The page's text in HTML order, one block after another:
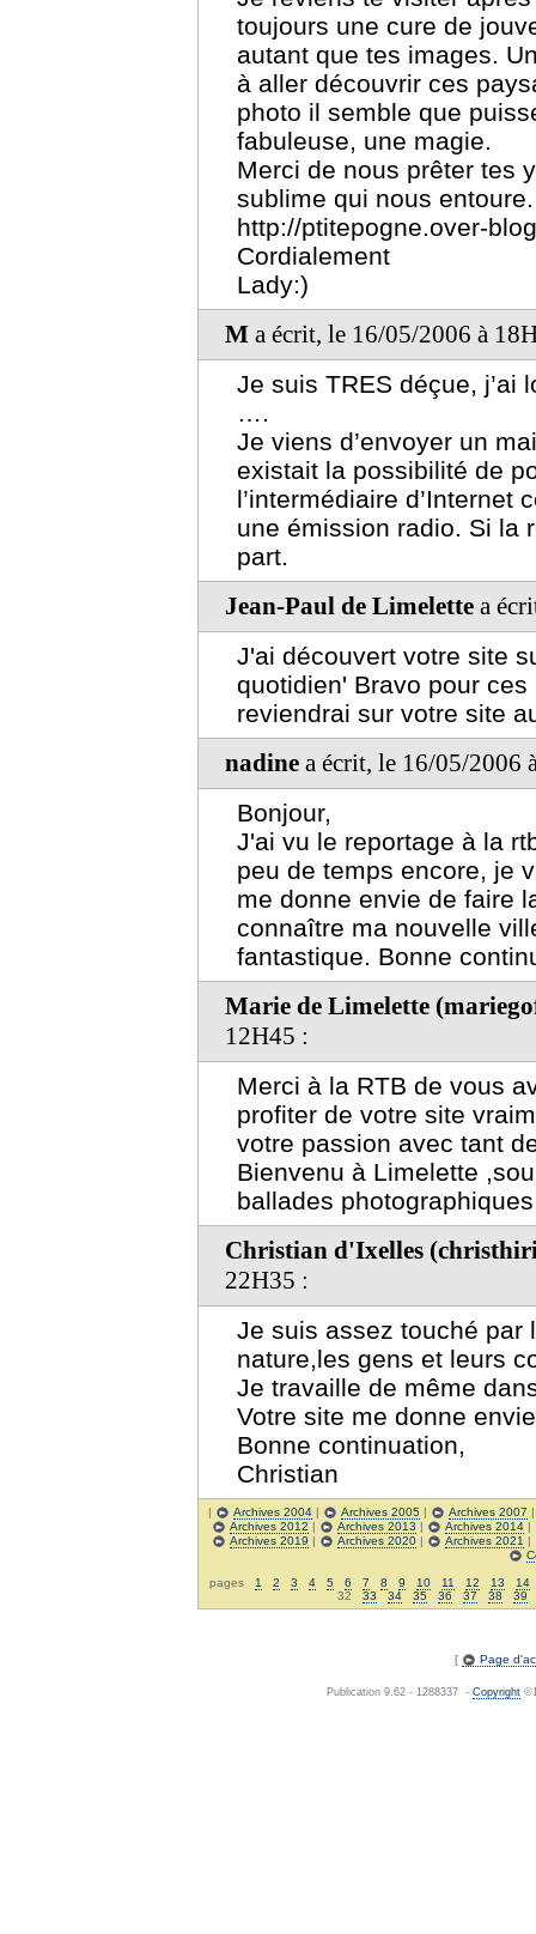
toujours une cure de
autant que tes images.
à aller découvrir ces
photo il semble que
fabuleuse, une magie.
Merci de nous prêter tes
sublime qui nous entoure.
http://ptitepogne.over-
Cordialement
Lady:)
M a écrit, le 16/05/2006 à
Je suis TRES déçue, j’ai
….
Je viens d’envoyer un
existait la possibilité de
l’intermédiaire d’Internet
une émission radio. Si la
part.
Jean-Paul de Limelette a
J'ai découvert votre site
quotidien' Bravo pour
reviendrai sur votre site
nadine a écrit, le 16/05/2006
Bonjour,
J'ai vu le reportage à la
peu de temps encore, je
me donne envie de faire
connaître ma nouvelle
fantastique. Bonne
Marie de Limelette
12H45 :
Merci à la RTB de vous
profiter de votre site
votre passion avec tant
Bienvenu à Limelette
ballades
Christian d'Ixelles
22H35 :
Je suis assez touché par
nature,les gens et leurs
Je travaille de même
Votre site me donne
Bonne continuation,
Christian
| Archives 2004 | Archives 2005 | Archives 2007
Archives 2012 | Archives 2013 | Archives 2014|
Archives 2019 | Archives 2020| Archives 2021 |
pages 1 2 3 4 5 6 7 8 9 10 11 12 13
14
32 33 34 35 36 37 38 39
[ Page
Publication 9.62 - 1288337 - Copyright